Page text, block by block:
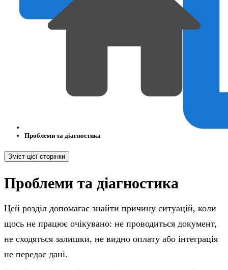
Проблеми та діагностика
Зміст цієї сторінки
Проблеми та діагностика
Цей розділ допомагає знайти причину ситуацій, коли
щось не працює очікувано: не проводиться документ,
не сходяться залишки, не видно оплату або інтеграція
не передає дані.